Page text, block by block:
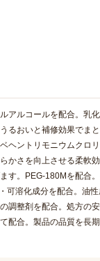
アルコールを配合。乳
るおいと補修効果でま
ヘントリモニウムクロ
かさを向上させる柔軟
す。PEG-180Mを配合
可溶化成分を配合。油
調整剤を配合。処方の
配合。製品の品質を長